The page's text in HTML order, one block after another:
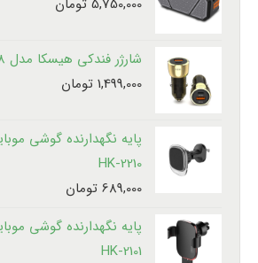
5,750,000 تومان
شارژر فندکی هیسکا مدل HCC-318
1,499,000 تومان
پایه نگهدارنده گوشی
HK-2210
689,000 تومان
پایه نگهدارنده گوشی
HK-2101